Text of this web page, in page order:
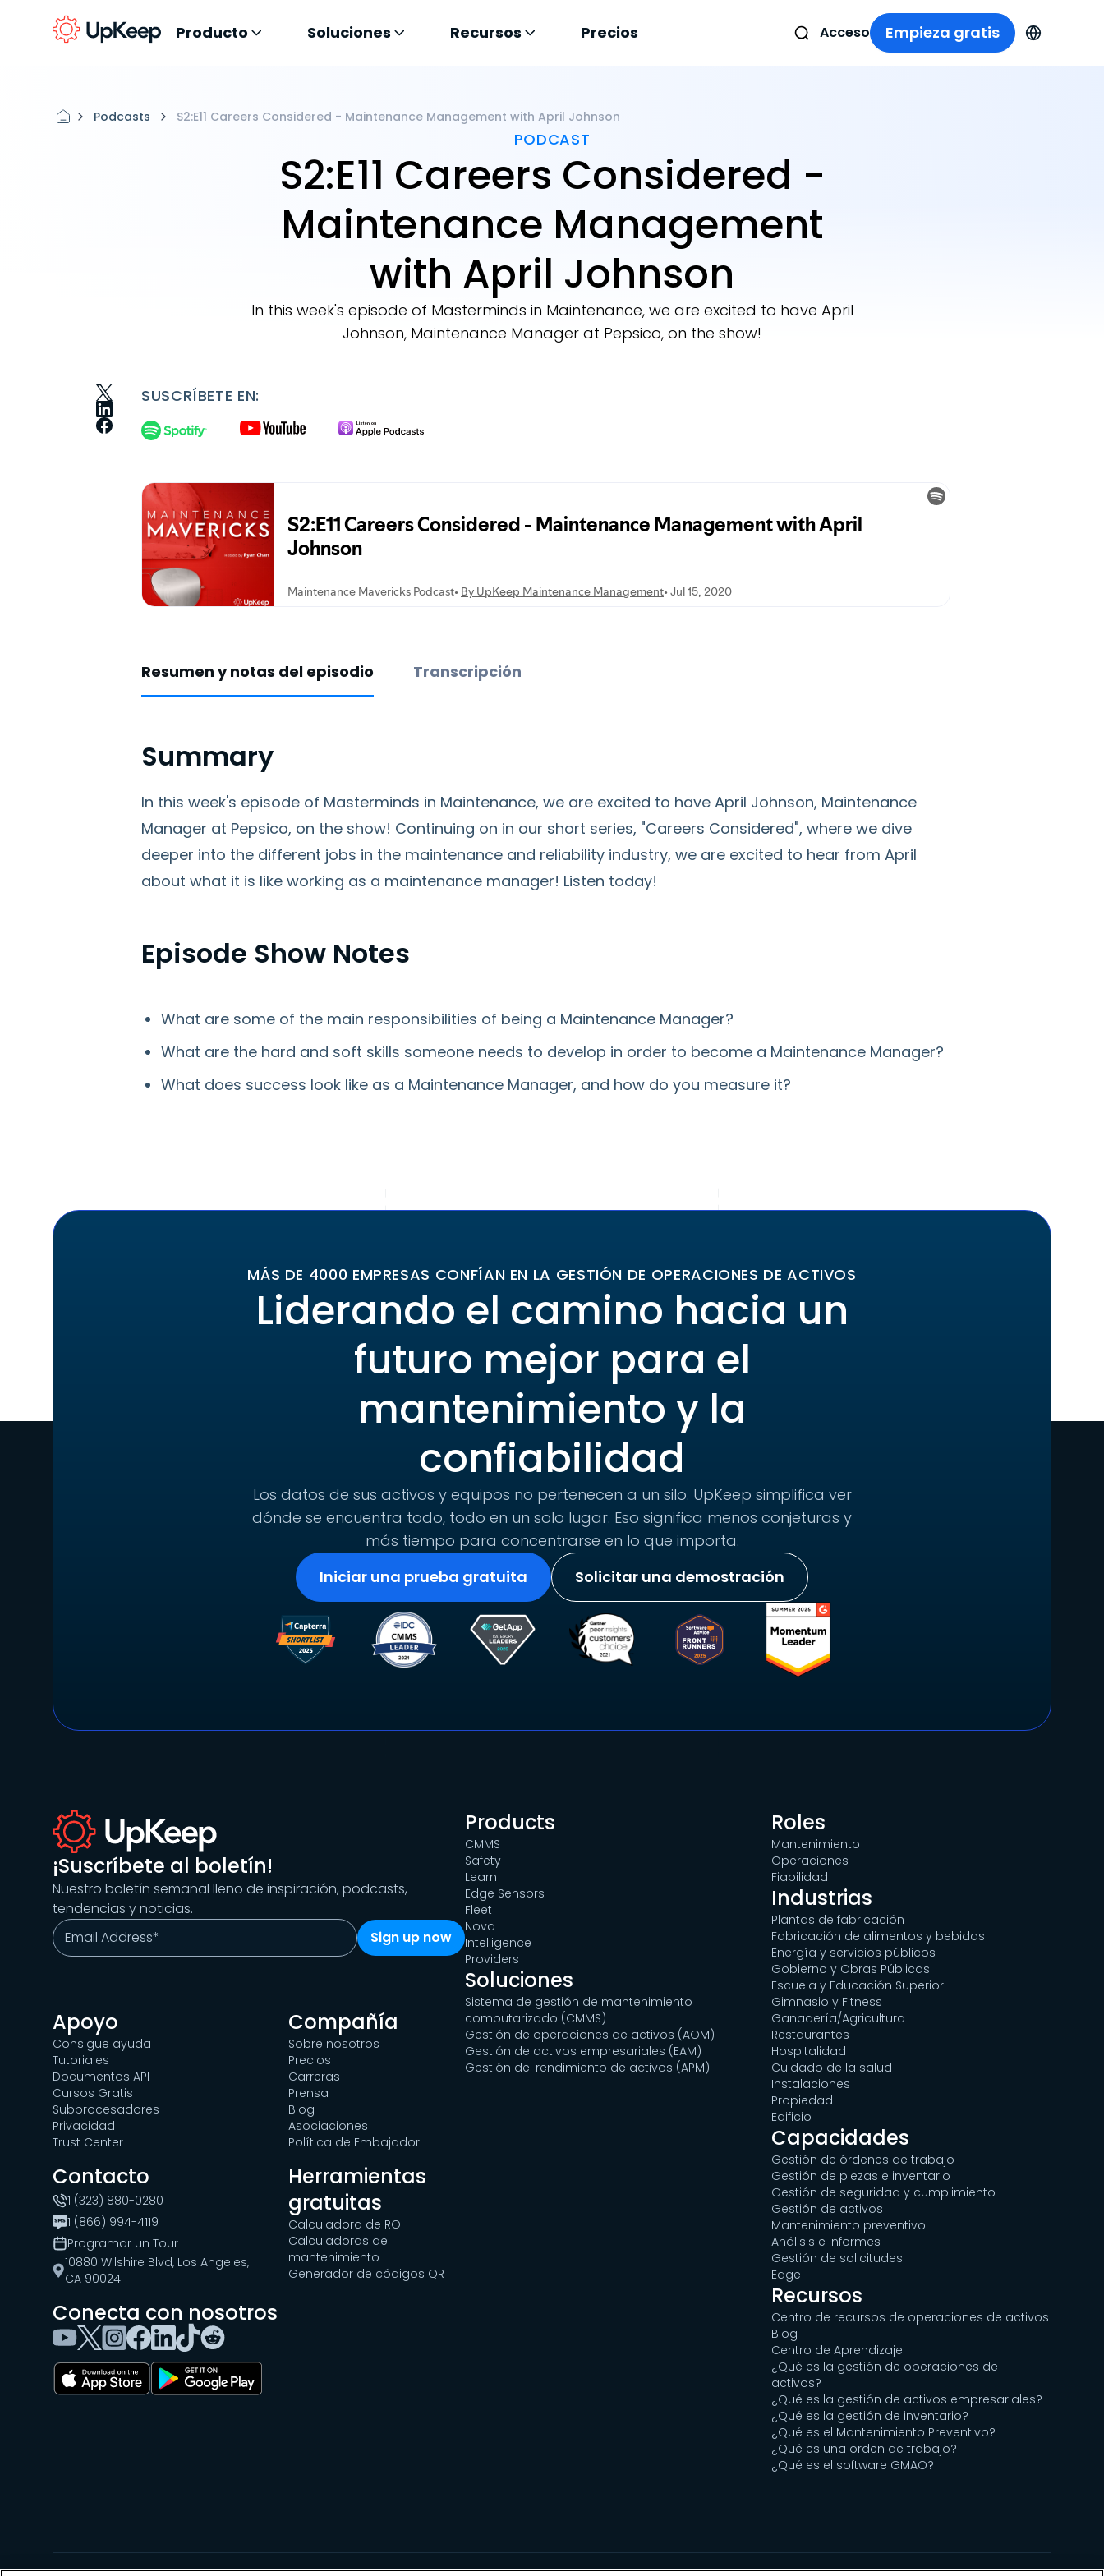
Producto Soluciones Recursos Precios Acceso Empieza gratis
Podcasts S2:E11 Careers Considered - Maintenance Management with April Johnson
PODCAST
S2:E11 Careers Considered -
Maintenance Management
with April Johnson
In this week's episode of Masterminds in Maintenance, we are excited to have April
Johnson, Maintenance Manager at Pepsico, on the show!
SUSCRÍBETE EN:
Resumen y notas del episodio Transcripción
Summary
In this week's episode of Masterminds in Maintenance, we are excited to have April Johnson, Maintenance
Manager at Pepsico, on the show! Continuing on in our short series, "Careers Considered", where we dive
deeper into the different jobs in the maintenance and reliability industry, we are excited to hear from April
about what it is like working as a maintenance manager! Listen today!
Episode Show Notes
What are some of the main responsibilities of being a Maintenance Manager?
What are the hard and soft skills someone needs to develop in order to become a Maintenance Manager?
What does success look like as a Maintenance Manager, and how do you measure it?
MÁS DE 4000 EMPRESAS CONFÍAN EN LA GESTIÓN DE OPERACIONES DE ACTIVOS
Liderando el camino hacia un
futuro mejor para el
mantenimiento y la
confiabilidad
Los datos de sus activos y equipos no pertenecen a un silo. UpKeep simplifica ver
dónde se encuentra todo, todo en un solo lugar. Eso significa menos conjeturas y
más tiempo para concentrarse en lo que importa.
Iniciar una prueba gratuita
Solicitar una demostración
¡Suscríbete al boletín!
Nuestro boletín semanal lleno de inspiración, podcasts,
tendencias y noticias.
Apoyo
Consigue ayuda
Tutoriales
Documentos API
Cursos Gratis
Subprocesadores
Privacidad
Trust Center
Compañía
Sobre nosotros
Precios
Carreras
Prensa
Blog
Asociaciones
Política de Embajador
Contacto
1 (323) 880-0280
1 (866) 994-4119
Programar un Tour
10880 Wilshire Blvd, Los Angeles,
CA 90024
Herramientas
gratuitas
Calculadora de ROI
Calculadoras de
mantenimiento
Generador de códigos QR
Conecta con nosotros
Products
CMMS
Safety
Learn
Edge Sensors
Fleet
Nova
Intelligence
Providers
Soluciones
Sistema de gestión de mantenimiento
computarizado (CMMS)
Gestión de operaciones de activos (AOM)
Gestión de activos empresariales (EAM)
Gestión del rendimiento de activos (APM)
Roles
Mantenimiento
Operaciones
Fiabilidad
Industrias
Plantas de fabricación
Fabricación de alimentos y bebidas
Energía y servicios públicos
Gobierno y Obras Públicas
Escuela y Educación Superior
Gimnasio y Fitness
Ganadería/Agricultura
Restaurantes
Hospitalidad
Cuidado de la salud
Instalaciones
Propiedad
Edificio
Capacidades
Gestión de órdenes de trabajo
Gestión de piezas e inventario
Gestión de seguridad y cumplimiento
Gestión de activos
Mantenimiento preventivo
Análisis e informes
Gestión de solicitudes
Edge
Recursos
Centro de recursos de operaciones de activos
Blog
Centro de Aprendizaje
¿Qué es la gestión de operaciones de
activos?
¿Qué es la gestión de activos empresariales?
¿Qué es la gestión de inventario?
¿Qué es el Mantenimiento Preventivo?
¿Qué es una orden de trabajo?
¿Qué es el software GMAO?